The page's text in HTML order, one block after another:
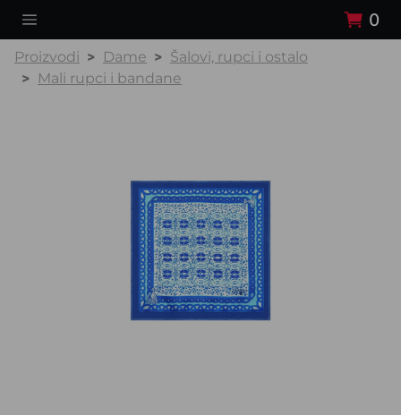
0
Proizvodi Dame
Šalovi, rupci i ostalo
Mali rupci i bandane